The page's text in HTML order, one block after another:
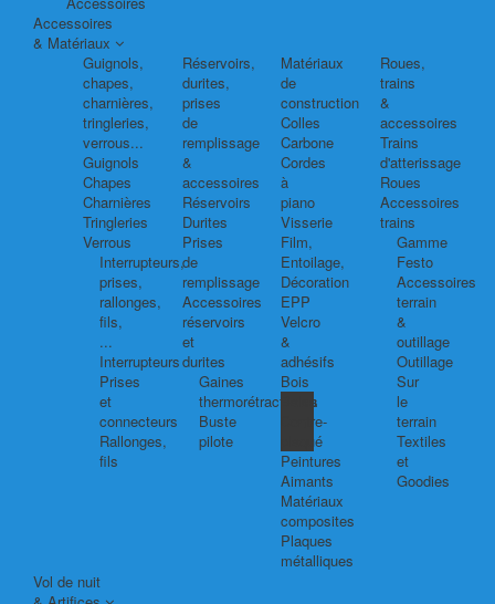
Accessoires
& Matériaux
Guignols,
chapes,
charnières,
tringleries,
verrous...
Guignols
Chapes
Charnières
Tringleries
Verrous
Interrupteurs,
prises,
rallonges,
fils,
...
Interrupteurs
Prises
et
connecteurs
Rallonges,
fils
Réservoirs,
durites,
prises
de
remplissage
&
accessoires
Réservoirs
Durites
Prises
de
remplissage
Accessoires
réservoirs
et
durites
Gaines
thermorétractables
Buste
pilote
Matériaux
de
construction
Colles
Carbone
Cordes
à
piano
Visserie
Film,
Entoilage,
Décoration
EPP
Velcro
&
adhésifs
Bois
Balsa
Contre-
plaqué
Peintures
Aimants
Matériaux
composites
Plaques
métalliques
Roues,
trains
&
accessoires
Trains
d'atterissage
Roues
Accessoires
trains
Gamme
Festo
Accessoires
terrain
&
outillage
Outillage
Sur
le
terrain
Textiles
et
Goodies
Vol de nuit